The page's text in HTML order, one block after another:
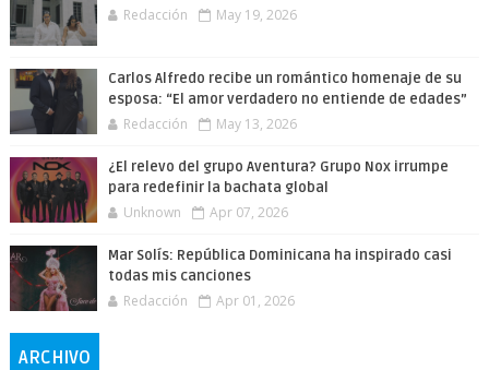
Redacción May 19, 2026
Carlos Alfredo recibe un romántico homenaje de su
esposa: “El amor verdadero no entiende de edades”
Redacción May 13, 2026
¿El relevo del grupo Aventura? Grupo Nox irrumpe
para redefinir la bachata global
Unknown Apr 07, 2026
Mar Solís: República Dominicana ha inspirado casi
todas mis canciones
Redacción Apr 01, 2026
ARCHIVO